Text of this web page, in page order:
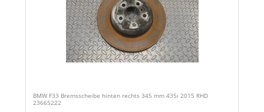
BMW F33 Bremsscheibe hinten rechts 345 mm 435i 2015 RHD
23665222